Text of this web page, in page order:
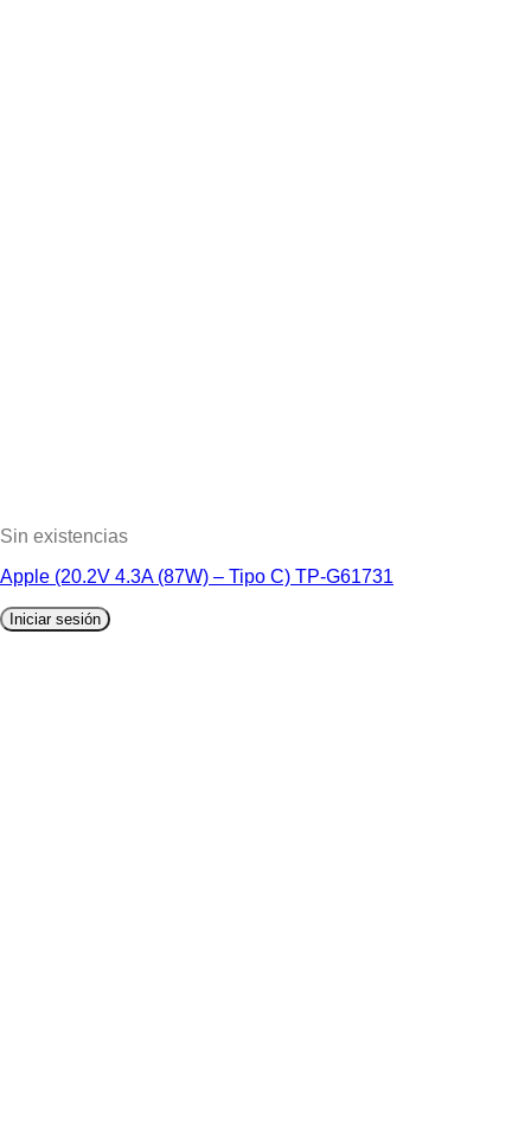
Sin existencias
Apple (20.2V 4.3A (87W) – Tipo C) TP-G61731
Iniciar sesión